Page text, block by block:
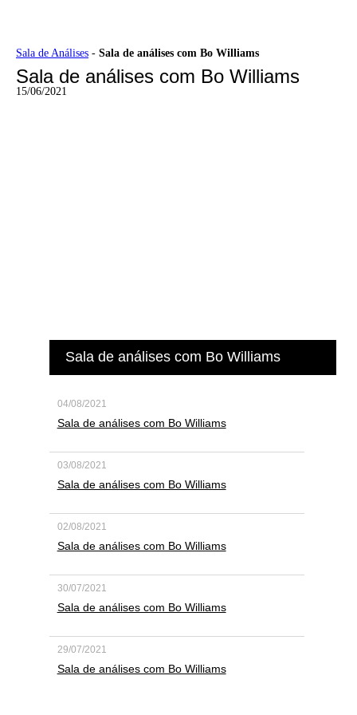
Ir
o
conteúdo
Sala de Análises - Sala de análises com Bo Williams
Sala de análises com Bo Williams
15/06/2021
Sala de análises com Bo Williams
04/08/2021
Sala de análises com Bo Williams
03/08/2021
Sala de análises com Bo Williams
02/08/2021
Sala de análises com Bo Williams
30/07/2021
Sala de análises com Bo Williams
29/07/2021
Sala de análises com Bo Williams